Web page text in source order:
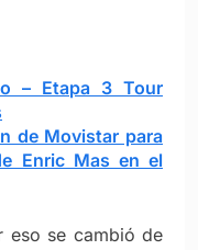
– Etapa 3 Tour
de Movistar para
Enric Mas en el
eso se cambió de